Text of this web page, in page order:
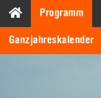
Programm
Ganzjahreskalender